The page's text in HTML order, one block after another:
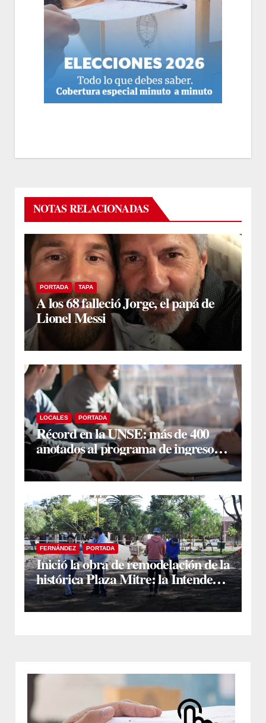
NOTAS RELACIONADAS
PORTADA TAPA
A los 68 falleció Jorge, el papá de
Lionel Messi
LOCALES PORTADA
Récord en la UNSE: más de 400
anotados al programa de ingreso
sin secundario
FERNÁNDEZ PORTADA
Inició la obra de remodelación de la
histórica Plaza Mitre: la Intendente
Yanina Iturre supervisó los
primeros trabajos